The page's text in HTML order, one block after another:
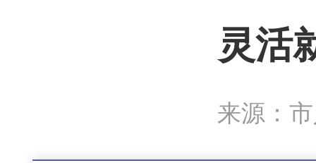
灵活
来源：